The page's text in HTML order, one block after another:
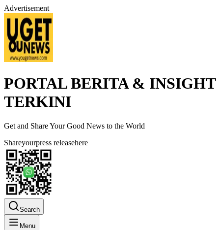
Advertisement
PORTAL BERITA & INSIGHT
TERKINI
Get and Share Your Good News to the World
Shareyourpress releasehere
Search
Menu